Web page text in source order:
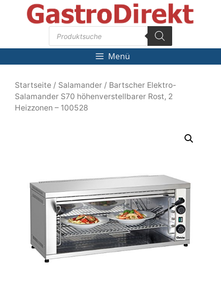
Products
search
Menü
Startseite / Salamander / Bartscher Elektro-
Salamander S70 höhenverstellbarer Rost, 2
Heizzonen – 100528